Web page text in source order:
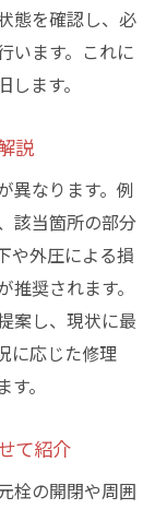
態を確認し、必
います。これに
ます。
説
異なります。例
該当箇所の部分
や外圧による損
奨されます。
案し、現状に最
に応じた修理
。
て紹介
栓の開閉や周囲